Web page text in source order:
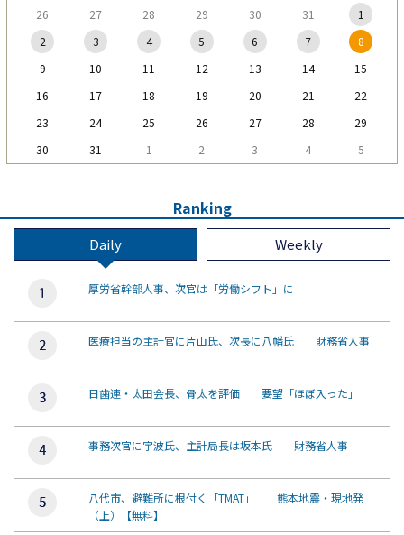
26 27 28 29 30 31
1
2
3 4 5 6 7
8
9
10 11 12 13 14
15
16
17 18 19 20 21
22
23
24 25 26 27 28
29
30
31 1 2 3 4 5
Ranking
Daily Weekly
厚労省幹部人事、次官は「労働シフト」に
医療担当の主計官に片山氏、次長に八幡氏 財務省人事
日歯連・太田会長、骨太を評価 要望「ほぼ入った」
事務次官に宇波氏、主計局長は坂本氏 財務省人事
八代市、避難所に根付く「TMAT」 熊本地震・現地発
（上）【無料】